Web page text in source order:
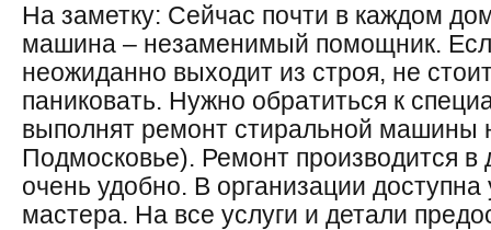
На заметку: Сейчас почти в каждом
машина ‒ незаменимый помощник.
неожиданно выходит из строя, не
паниковать. Нужно обратиться к
выполнят ремонт стиральной машины
Подмосковье). Ремонт производится
очень удобно. В организации доступна
мастера. На все услуги и детали